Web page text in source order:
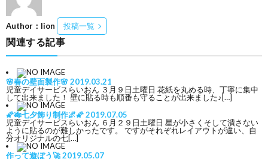
Author：lion 投稿一覧
関連する記事
🌸春の壁面製作🌸 2019.03.21
児童デイサービスらいおん ３月９日土曜日 花紙を丸める時、丁寧に集中
して出来ました！ 壁に貼る時も順番も守ることが出来ました♪[…]
🌠🎋七夕飾り制作🌌🌠2019.07.05
児童デイサービスらいおん ６月２９日土曜日 星が小さくそして潰さない
ように貼るのが難しかったです。 ですがそれぞれレイアウトが違い、自
分オリジナルの七[…]
作って遊ぼう🚀2019.05.07